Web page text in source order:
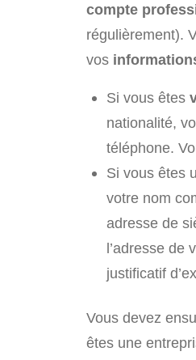
compte
régulièrement).
vos
Si vous êtes
nationalité,
téléphone.
Si vous êtes
votre nom
adresse de
l’adresse de
justificatif
Vous devez
êtes une